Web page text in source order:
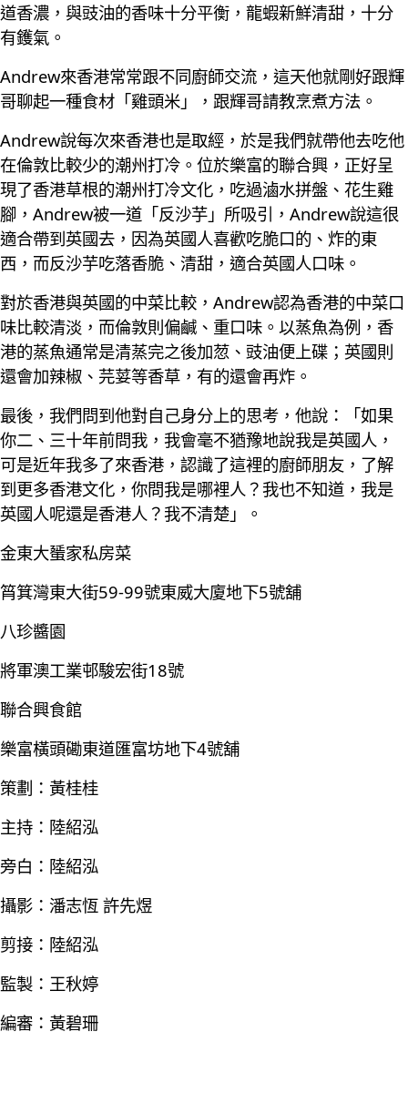
道香濃，與豉油的香味十分平衡，龍蝦新鮮清甜，十分
有鑊氣。
Andrew來香港常常跟不同廚師交流，這天他就剛好跟輝
哥聊起一種食材「雞頭米」，跟輝哥請教烹煮方法。
Andrew說每次來香港也是取經，於是我們就帶他去吃他
在倫敦比較少的潮州打冷。位於樂富的聯合興，正好呈
現了香港草根的潮州打冷文化，吃過滷水拼盤、花生雞
腳，Andrew被一道「反沙芋」所吸引，Andrew說這很
適合帶到英國去，因為英國人喜歡吃脆口的、炸的東
西，而反沙芋吃落香脆、清甜，適合英國人口味。
對於香港與英國的中菜比較，Andrew認為香港的中菜口
味比較清淡，而倫敦則偏鹹、重口味。以蒸魚為例，香
港的蒸魚通常是清蒸完之後加䓤、豉油便上碟；英國則
還會加辣椒、芫荽等香草，有的還會再炸。
最後，我們問到他對自己身分上的思考，他說：「如果
你二、三十年前問我，我會毫不猶豫地說我是英國人，
可是近年我多了來香港，認識了這裡的廚師朋友，了解
到更多香港文化，你問我是哪裡人？我也不知道，我是
英國人呢還是香港人？我不清楚」。
金東大蜑家私房菜
筲箕灣東大街59-99號東威大廈地下5號舖
八珍醬園
將軍澳工業邨駿宏街18號
聯合興食館
樂富橫頭磡東道匯富坊地下4號舖
策劃：黃桂桂
主持：陸紹泓
旁白：陸紹泓
攝影：潘志恆 許先煜
剪接：陸紹泓
監製：王秋婷
編審：黃碧珊